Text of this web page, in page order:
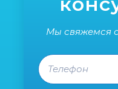
Мы свяжемся
Телефон